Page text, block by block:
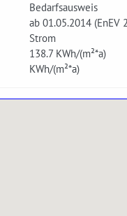
Bedarfsausweis
ab 01.05.2014 (EnEV
Strom
138.7 KWh/(m²*a)
KWh/(m²*a)